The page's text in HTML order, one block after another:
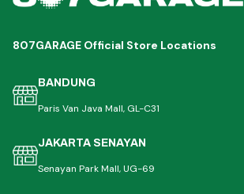
807GARAGE Official Store Locations
BANDUNG
Paris Van Java Mall, GL-C31
JAKARTA SENAYAN
Senayan Park Mall, UG-69